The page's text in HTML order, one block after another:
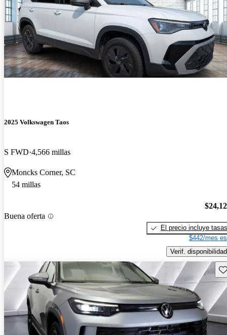
2025 Volkswagen Taos
S FWD 4,566 millas
Moncks Corner, SC
54 millas
Buena oferta
El precio incluye tasas
$442/mes
Verif. disponibilidad